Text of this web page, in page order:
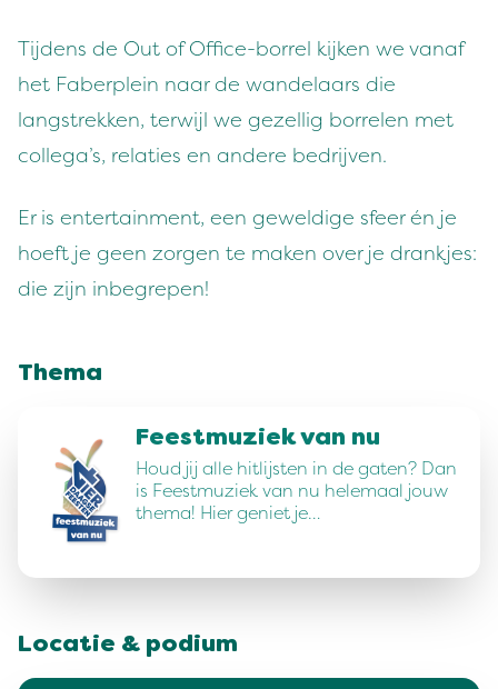
Tijdens de Out of Office-borrel kijken we vanaf
het Faberplein naar de wandelaars die
langstrekken, terwijl we gezellig borrelen met
collega’s, relaties en andere bedrijven.
Er is entertainment, een geweldige sfeer én je
hoeft je geen zorgen te maken over je drankjes:
die zijn inbegrepen!
Thema
Feestmuziek van nu
Houd jij alle hitlijsten in de gaten? Dan
is Feestmuziek van nu helemaal jouw
thema! Hier geniet je…
Locatie & podium